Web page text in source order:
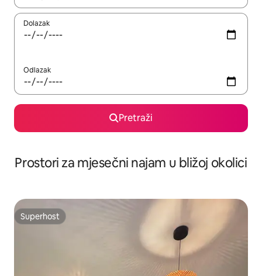
Dolazak
Odlazak
Pretraži
Prostori za mjesečni najam u bližoj okolici
Superhost
Superhost